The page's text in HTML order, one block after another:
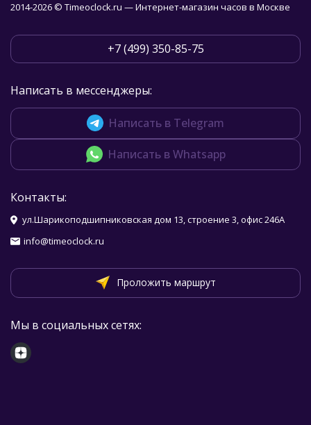
2014-2026 © Timeoclock.ru — Интернет-магазин часов в Москве
+7 (499) 350-85-75
Написать в мессенджеры:
Написать в Telegram
Написать в Whatsapp
Контакты:
ул.Шарикоподшипниковская дом 13, строение 3, офис 246А
info@timeoclock.ru
Проложить маршрут
Мы в социальных сетях: